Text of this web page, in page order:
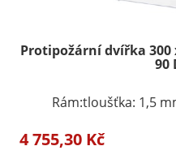
Protipožární dvířka 300
90
Rám:tloušťka: 1,5
podle rozměru 1-
4 755,30 Kč